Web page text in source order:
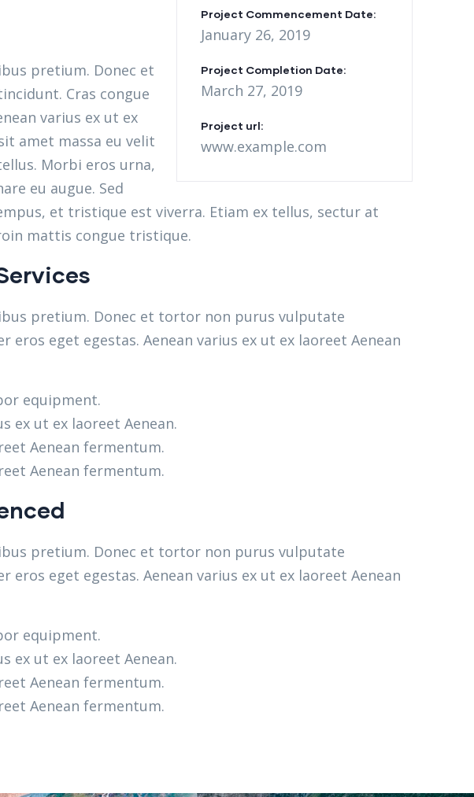
Project Commencement Date:
January 26, 2019
Project Completion Date:
March 27, 2019
Project url:
www.example.com
pretium. Donec et
Cras congue
varius ex ut ex
amet massa eu velit
Morbi eros urna,
eu augue. Sed
et tristique est viverra. Etiam ex tellus, sectur at
mattis congue tristique.
pretium. Donec et tortor non purus vulputate
eros eget egestas. Aenean varius ex ut ex laoreet Aenean
equipment.
ex ut ex laoreet Aenean.
Aenean fermentum.
Aenean fermentum.
pretium. Donec et tortor non purus vulputate
eros eget egestas. Aenean varius ex ut ex laoreet Aenean
equipment.
ex ut ex laoreet Aenean.
Aenean fermentum.
Aenean fermentum.